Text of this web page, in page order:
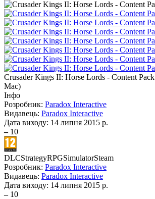
Crusader Kings II: Horse Lords - Content Pack
Mac)
Інфо
Розробник: Paradox Interactive
Видавець: Paradox Interactive
Дата виходу: 14 липня 2015 р.
– 10
DLCStrategyRPGSimulatorSteam
Розробник: Paradox Interactive
Видавець: Paradox Interactive
Дата виходу: 14 липня 2015 р.
– 10